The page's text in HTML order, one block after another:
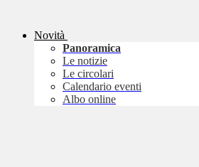
Novità
Panoramica
Le notizie
Le circolari
Calendario eventi
Albo online